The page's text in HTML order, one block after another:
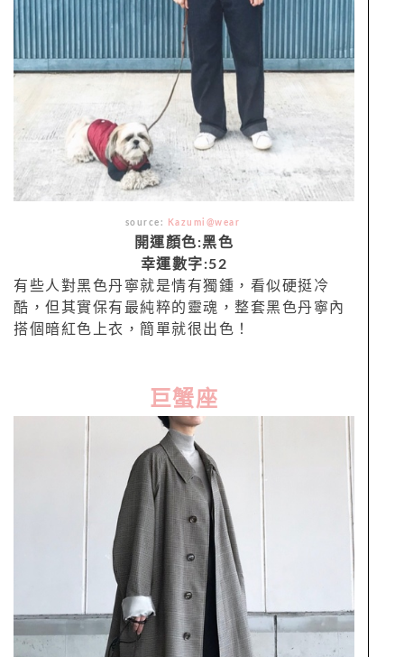
source: Kazumi@wear
開運顏色:黑色
幸運數字:52
有些人對黑色丹寧就是情有獨鍾，看似硬挺冷
酷，但其實保有最純粹的靈魂，整套黑色丹寧內
搭個暗紅色上衣，簡單就很出色！
巨蟹座